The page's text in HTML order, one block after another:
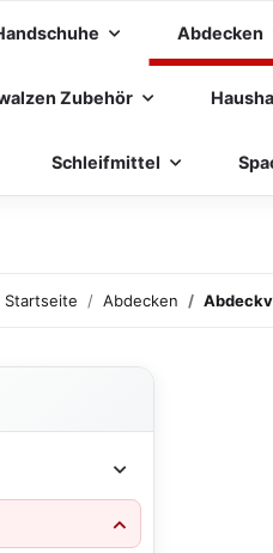
Abdecken
Zubehör
Schleifmittel
Startseite Abdecken